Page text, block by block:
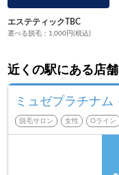
エステティックTBC
選べる脱毛：1,000円(税込)
近くの駅にある店舗
ミュゼプラチナム
脱毛サロン 女性 Oライン